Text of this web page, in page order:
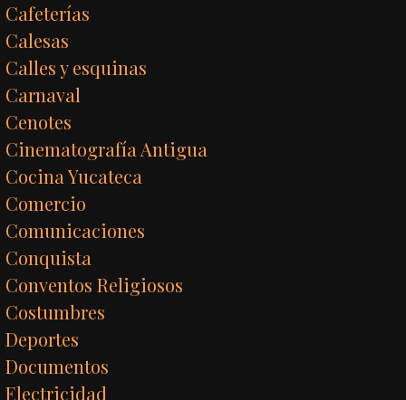
Cafeterías
Calesas
Calles y esquinas
Carnaval
Cenotes
Cinematografía Antigua
Cocina Yucateca
Comercio
Comunicaciones
Conquista
Conventos Religiosos
Costumbres
Deportes
Documentos
Electricidad